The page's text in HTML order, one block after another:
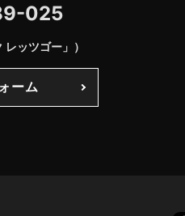
025
レッツゴー」）
ーム